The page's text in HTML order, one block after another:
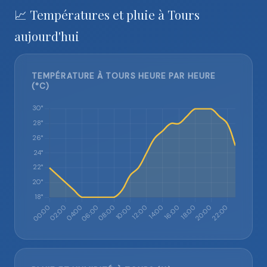
📈 Températures et pluie à Tours
aujourd'hui
TEMPÉRATURE À TOURS HEURE PAR HEURE
(°C)